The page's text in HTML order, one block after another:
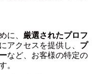
に、 厳選されたプロフ
にアクセスを提供し、 プ
など、お客様の特定の
。